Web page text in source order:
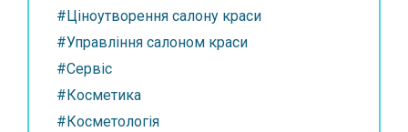
#Ціноутворення салону краси
#Управління салоном краси
#Сервіс
#Косметика
#Косметологія